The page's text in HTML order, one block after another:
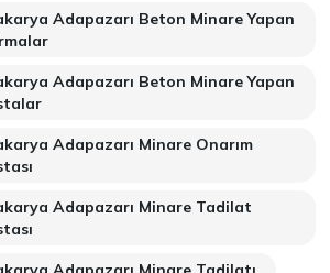
Adapazarı Beton Minare Yapan
Adapazarı Beton Minare Yapan
Adapazarı Minare Onarım
Adapazarı Minare Tadilat